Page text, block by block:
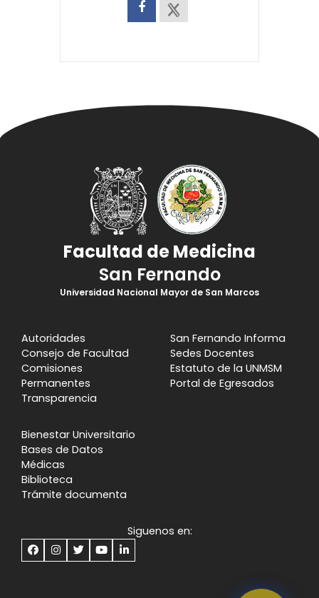
Facultad de Medicina
San Fernando
Universidad Nacional Mayor de San Marcos
Autoridades
Consejo de Facultad
Comisiones
Permanentes
Transparencia
San Fernando Informa
Sedes Docentes
Estatuto de la UNMSM
Portal de Egresados
Bienestar Universitario
Bases de Datos
Médicas
Biblioteca
Trámite documenta
Siguenos en: